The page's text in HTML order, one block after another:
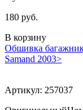
180 руб.
В корзину
Обшивка
Samand 2003>
Артикул: 257037